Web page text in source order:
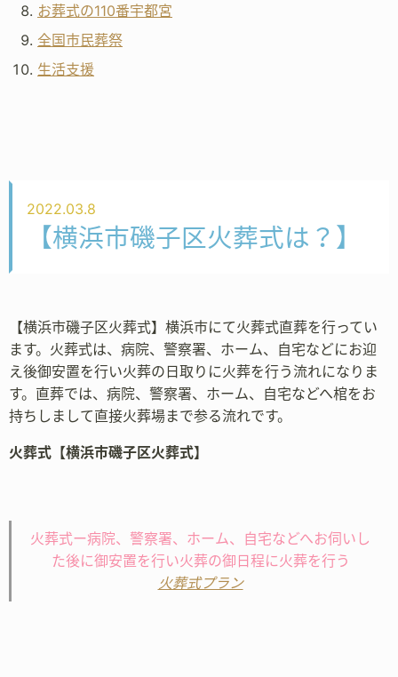
お葬式の110番宇都宮
全国市民葬祭
生活支援
2022.03.8
【横浜市磯子区火葬式は？】
【横浜市磯子区火葬式】横浜市にて火葬式直葬を行ってい
ます。火葬式は、病院、警察署、ホーム、自宅などにお迎
え後御安置を行い火葬の日取りに火葬を行う流れになりま
す。直葬では、病院、警察署、ホーム、自宅などへ棺をお
持ちしまして直接火葬場まで参る流れです。
火葬式【横浜市磯子区火葬式】
火葬式ー病院、警察署、ホーム、自宅などへお伺いし
た後に御安置を行い火葬の御日程に火葬を行う
火葬式プラン